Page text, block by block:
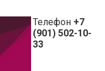
Телефон +7
(901) 502-10-
33